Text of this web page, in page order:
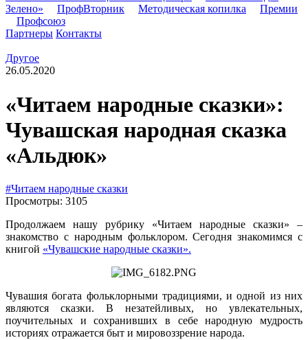
Зелено»
ПрофВторник Методическая копилка
Премии
Профсоюз
Партнеры Контакты
Другое
26.05.2020
«Читаем народные сказки»:
Чувашская народная сказка
«Альдюк»
#Читаем народные сказки
Просмотры: 3105
Продолжаем нашу рубрику «Читаем народные сказки» –
знакомство с народным фольклором. Сегодня знакомимся с
книгой «Чувашские народные сказки».
Чувашия богата фольклорными традициями, и одной из них
являются сказки. В незатейливых, но увлекательных,
поучительных и сохранивших в себе народную мудрость
историях отражается быт и мировоззрение народа.